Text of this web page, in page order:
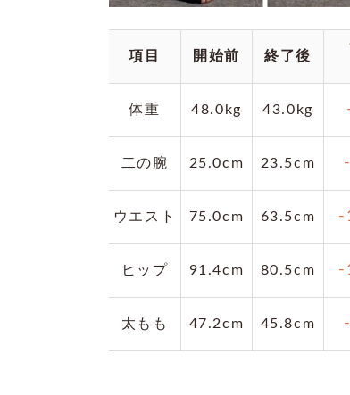
項目 開始前 終了後
体重 48.0kg 43.0kg
二の腕 25.0cm 23.5cm
ウエスト 75.0cm 63.5cm -
ヒップ 91.4cm 80.5cm -
太もも 47.2cm 45.8cm